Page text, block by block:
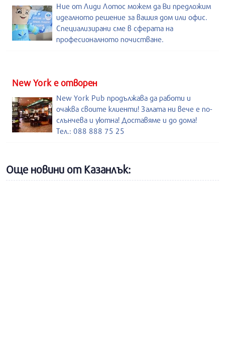
Ние от Лиди Лотос можем да Ви предложим
идеалното решение за вашия дом или офис.
Специализирани сме в сферата на
професионалното почистване.
New York е отворен
New York Pub продължава да работи и
очаква своите клиенти! Залата ни вече е по-
слънчева и уютна! Доставяме и до дома!
Тел.: 088 888 75 25
Още новини от Казанлък: